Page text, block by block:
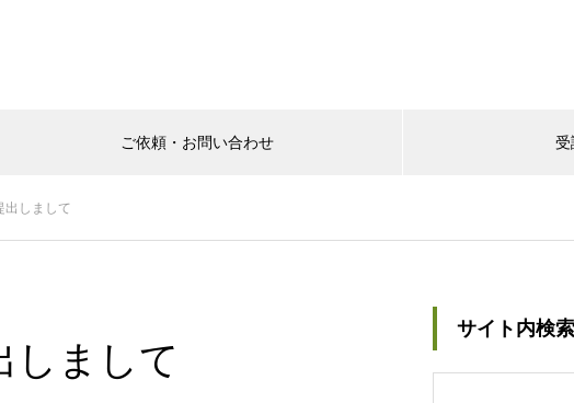
ご依頼・お問い合わせ 受
tomiwine.com/public_html/wp-content/themes/muum_tcd085/
出しまして
しまして
サイト内検索